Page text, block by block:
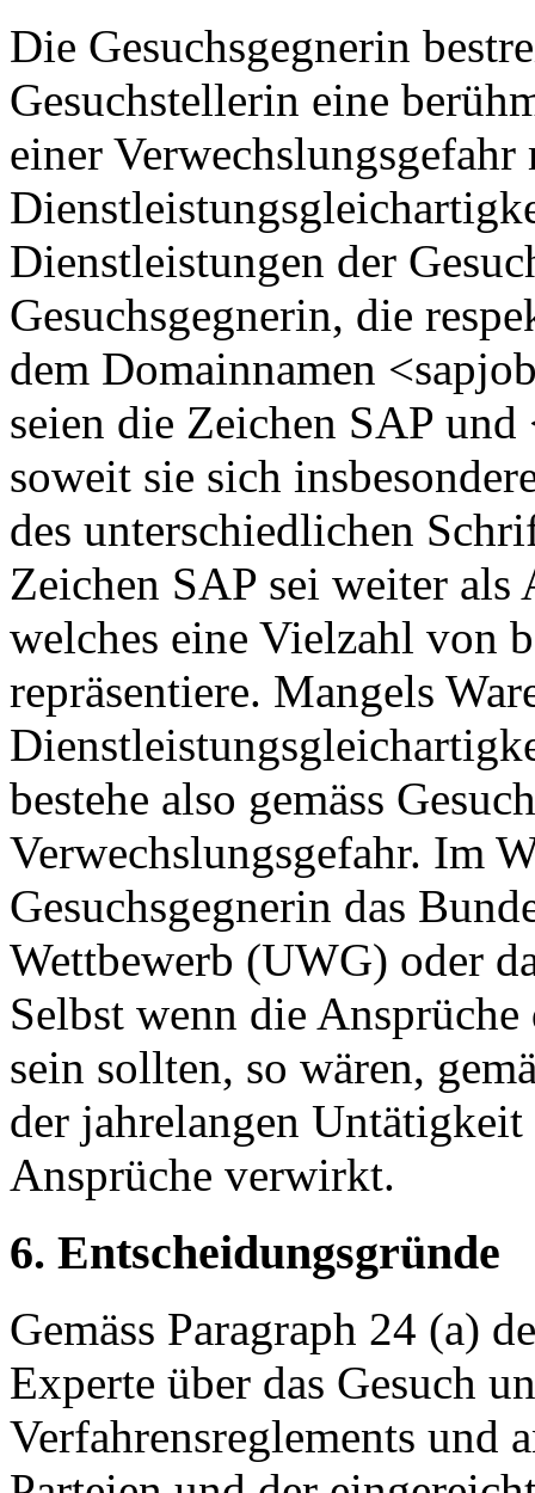
Die Gesuchsgegnerin
Gesuchstellerin eine
einer Verwechslungsgefahr
Dienstleistungen der
Gesuchsgegnerin, die
dem Domainnamen
seien die Zeichen SAP
soweit sie sich
des unterschiedlichen
Zeichen SAP sei weiter
welches eine Vielzahl von
repräsentiere. Mangels
bestehe also gemäss
Verwechslungsgefahr. Im
Gesuchsgegnerin das
Wettbewerb (UWG) oder
Selbst wenn die
sein sollten, so wären,
der jahrelangen
Ansprüche verwirkt.
6. Entscheidungsgründe
Gemäss Paragraph 24 (a)
Experte über das Gesuch
Verfahrensreglements und